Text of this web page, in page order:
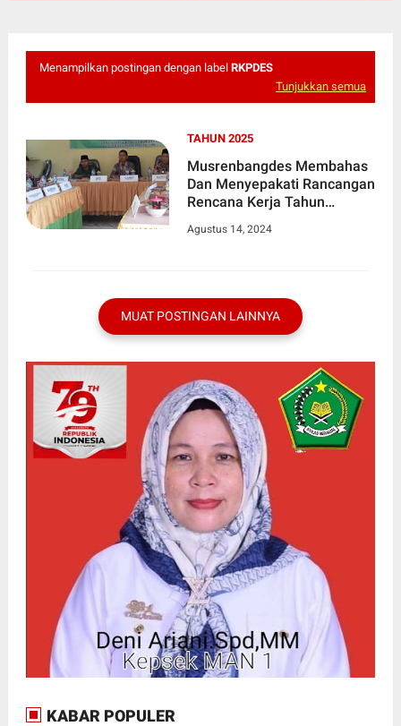
Menampilkan postingan dengan label RKPDES
Tunjukkan semua
TAHUN 2025
Musrenbangdes Membahas
Dan Menyepakati Rancangan
Rencana Kerja Tahun
Kemang.
Agustus 14, 2024
MUAT POSTINGAN LAINNYA
KABAR POPULER